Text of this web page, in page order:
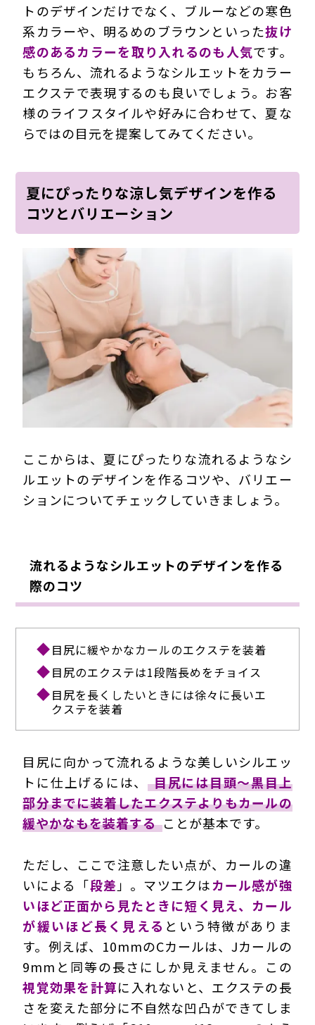
トのデザインだけでなく、ブルーなどの寒色
系カラーや、明るめのブラウンといった抜け
感のあるカラーを取り入れるのも人気です。
もちろん、流れるようなシルエットをカラー
エクステで表現するのも良いでしょう。お客
様のライフスタイルや好みに合わせて、夏な
らではの目元を提案してみてください。
夏にぴったりな涼し気デザインを作る
コツとバリエーション
ここからは、夏にぴったりな流れるようなシ
ルエットのデザインを作るコツや、バリエー
ションについてチェックしていきましょう。
流れるようなシルエットのデザインを作る
際のコツ
目尻に緩やかなカールのエクステを装着
目尻のエクステは1段階長めをチョイス
目尻を長くしたいときには徐々に長いエ
クステを装着
目尻に向かって流れるような美しいシルエッ
トに仕上げるには、 目尻には目頭～黒目上
部分までに装着したエクステよりもカールの
緩やかなもを装着する ことが基本です。
ただし、ここで注意したい点が、カールの違
いによる「段差」。マツエクはカール感が強
いほど正面から見たときに短く見え、カール
が緩いほど長く見える という特徴がありま
す。例えば、10mmのCカールは、Jカールの
9mmと同等の長さにしか見えません。この
視覚効果を計算に入れないと、エクステの長
さを変えた部分に不自然な凹凸ができてしま